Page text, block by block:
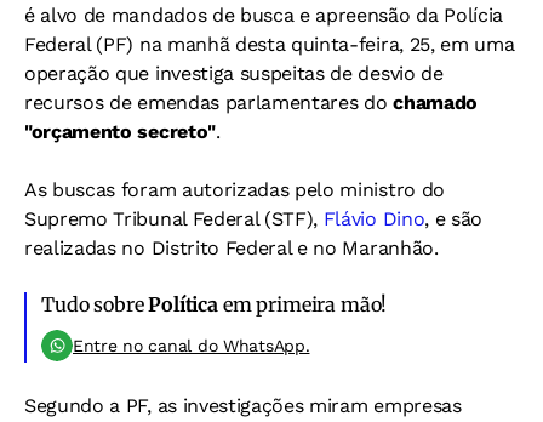
é alvo de mandados de busca e apreensão da Polícia
Federal (PF) na manhã desta quinta-feira, 25, em uma
operação que investiga suspeitas de desvio de
recursos de emendas parlamentares dochamado
"orçamento secreto".
As buscas foram autorizadas pelo ministro do
Supremo Tribunal Federal (STF), Flávio Dino, e são
realizadas no Distrito Federal e no Maranhão.
Tudo sobrePolíticaem primeira mão!
Entre no canal do WhatsApp.
Segundo a PF, as investigações miram empresas